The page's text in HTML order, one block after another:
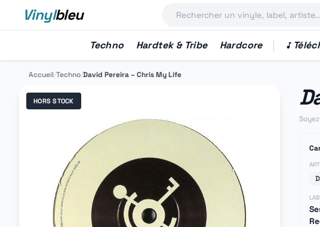
Vinylbleu
Techno Hardtek & Tribe Hardcore
Accueil/Techno/David Pereira ‎– Chris My Life
HORS STOCK